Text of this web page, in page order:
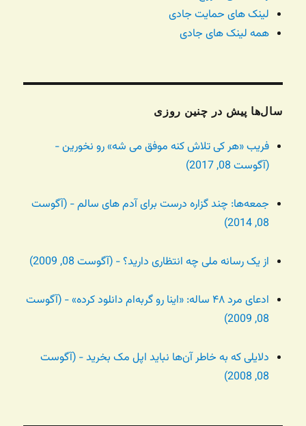
لینک های حمایت جادی
همه لینک های جادی
سال‌ها پیش در چنین روزی
فریب «هر کی تلاش کنه موفق می شه» رو نخورین -
(آگوست 08, 2017)
جمعه‌ها: چند گزاره درست برای آدم های سالم - (آگوست
08, 2014)
از یک رسانه ملی چه انتظاری دارید؟ - (آگوست 08, 2009)
ادعای مرد ۴۸ ساله: «اینا رو گربه‌ام دانلود کرده» - (آگوست
08, 2009)
دلایلی که به خاطر آن‌ها نباید اپل مک بخرید - (آگوست
08, 2008)